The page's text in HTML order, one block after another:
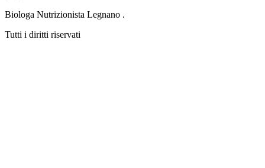
Biologa Nutrizionista Legnano .
Tutti i diritti riservati